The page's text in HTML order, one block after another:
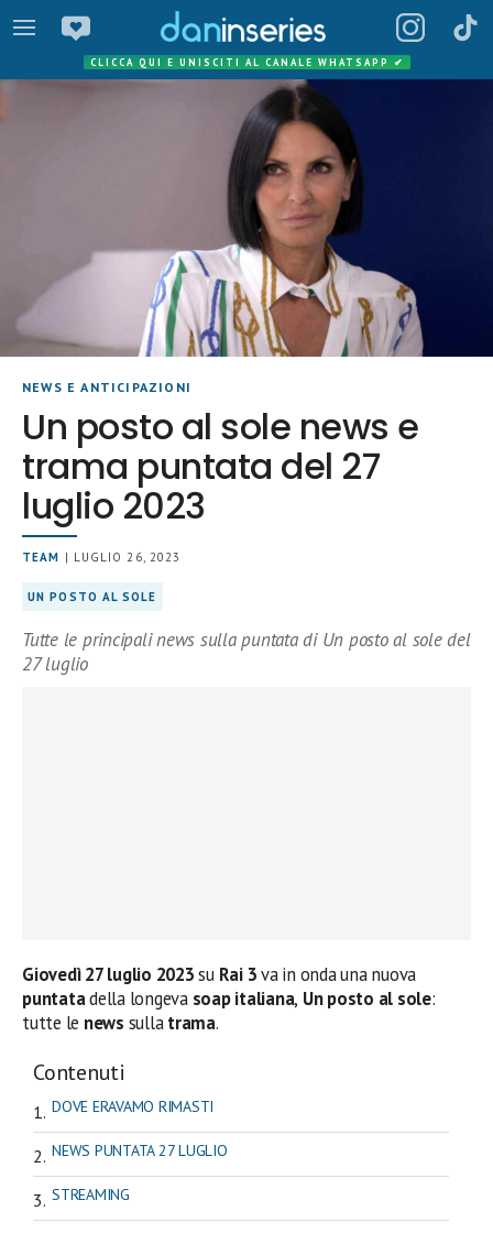
CLICCA QUI E UNISCITI AL CANALE WHATSAPP ✔
NEWS E ANTICIPAZIONI
Un posto al sole news e
trama puntata del 27
luglio 2023
TEAM | LUGLIO 26, 2023
UN POSTO AL SOLE
Tutte le principali news sulla puntata di Un posto al sole del
27 luglio
Giovedì 27 luglio 2023su Rai 3va in onda una nuova
puntatadella longeva soap italiana, Un posto al sole:
tutte le news sullatrama.
Contenuti
DOVE ERAVAMO RIMASTI
NEWS PUNTATA 27 LUGLIO
STREAMING